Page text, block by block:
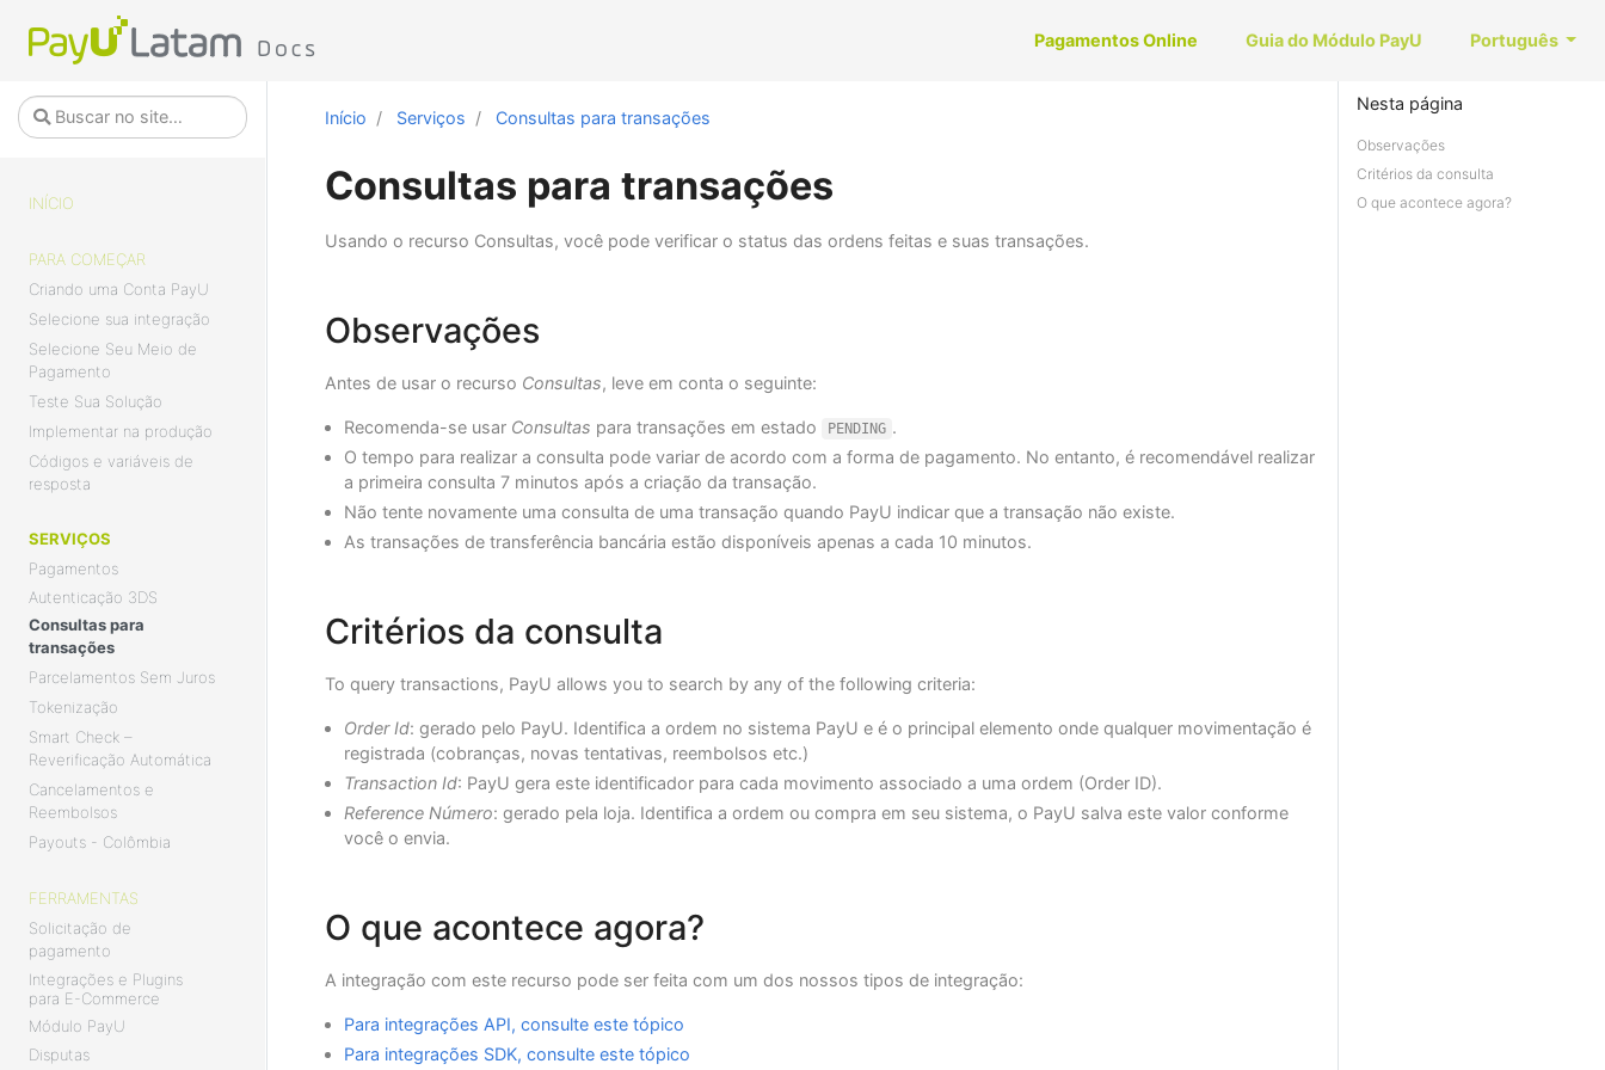
Pagamentos Online Guia do Módulo PayU Português
INÍCIO
PARA COMEÇAR
Criando uma Conta PayU
Selecione sua integração
Selecione Seu Meio de
Pagamento
Teste Sua Solução
Implementar na produção
Códigos e variáveis de
resposta
SERVIÇOS
Pagamentos
Autenticação 3DS
Consultas para
transações
Parcelamentos Sem Juros
Tokenização
Smart Check –
Reverificação Automática
Cancelamentos e
Reembolsos
Payouts - Colômbia
FERRAMENTAS
Solicitação de
pagamento
Integrações e Plugins
para E-Commerce
Módulo PayU
Disputas
Nesta página
Observações
Critérios da consulta
O que acontece agora?
Início Serviços Consultas para transações
Consultas para transações
Usando o recurso Consultas, você pode verificar o status das ordens feitas e suas transações.
Observações
Antes de usar o recurso Consultas, leve em conta o seguinte:
Recomenda-se usar Consultas para transações em estado PENDING .
O tempo para realizar a consulta pode variar de acordo com a forma de pagamento. No entanto, é recomendável realizar
a primeira consulta 7 minutos após a criação da transação.
Não tente novamente uma consulta de uma transação quando PayU indicar que a transação não existe.
As transações de transferência bancária estão disponíveis apenas a cada 10 minutos.
Critérios da consulta
To query transactions, PayU allows you to search by any of the following criteria:
Order Id: gerado pelo PayU. Identifica a ordem no sistema PayU e é o principal elemento onde qualquer movimentação é
registrada (cobranças, novas tentativas, reembolsos etc.)
Transaction Id: PayU gera este identificador para cada movimento associado a uma ordem (Order ID).
Reference Número: gerado pela loja. Identifica a ordem ou compra em seu sistema, o PayU salva este valor conforme
você o envia.
O que acontece agora?
A integração com este recurso pode ser feita com um dos nossos tipos de integração:
Para integrações API, consulte este tópico
Para integrações SDK, consulte este tópico